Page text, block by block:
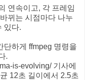
연속이고, 각 프레임
뀌는 시점마다 나누
있다.
단하게 ffmpeg 명령을
.
is-evolving/ 기사에
12초 길이에서 2.5초